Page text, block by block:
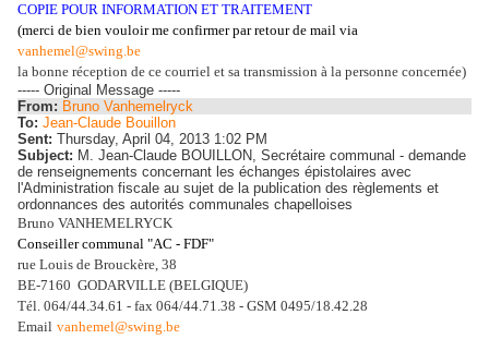
COPIE POUR INFORMATION ET TRAITEMENT
(merci de bien vouloir me confirmerpar retour de mail via
vanhemel@swing.be
la bonne réception de ce courriel et sa transmission à la personne concernée)
----- Original Message -----
From: Bruno Vanhemelryck
To: Jean-Claude Bouillon
Sent: Thursday, April 04, 2013 1:02 PM
Subject: M. Jean-Claude BOUILLON, Secrétaire communal - demande
de renseignements concernant les échanges épistolaires avec
l'Administration fiscale au sujet de la publication des règlements et
ordonnances des autorités communales chapelloises
Bruno VANHEMELRYCK
Conseiller communal "AC - FDF"
rue Louis de Brouckère, 38
BE-7160 GODARVILLE (BELGIQUE)
Tél. 064/44.34.61 - fax 064/44.71.38 - GSM 0495/18.42.28
Email vanhemel@swing.be